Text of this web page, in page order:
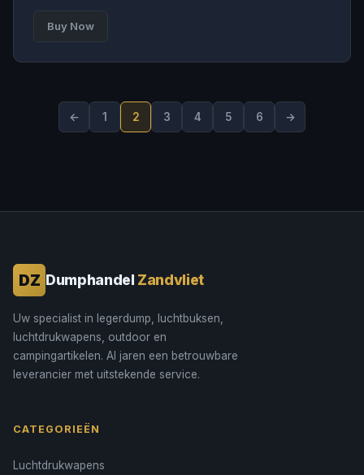
Buy Now
← 1 2 3 4 5 6 →
DZ Dumphandel Zandvliet
Uw specialist in legerdump, luchtbuksen,
luchtdrukwapens, outdoor en
campingartikelen. Al jaren een betrouwbare
leverancier met uitstekende service.
CATEGORIEËN
Luchtdrukwapens